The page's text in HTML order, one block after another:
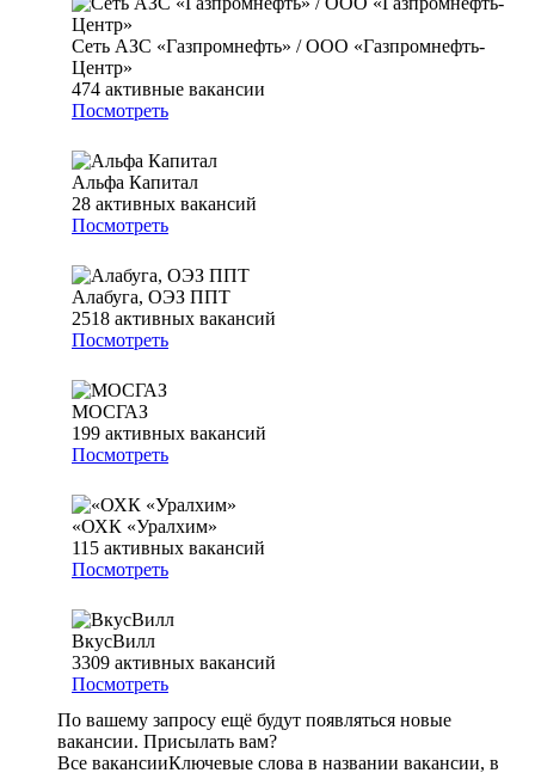
Сеть АЗС «Газпромнефть» / ООО «Газпромнефть-
Центр»
474 активные вакансии
Посмотреть
Альфа Капитал
28 активных вакансий
Посмотреть
Алабуга, ОЭЗ ППТ
2518 активных вакансий
Посмотреть
МОСГАЗ
199 активных вакансий
Посмотреть
«ОХК «Уралхим»
115 активных вакансий
Посмотреть
ВкусВилл
3309 активных вакансий
Посмотреть
По вашему запросу ещё будут появляться новые
вакансии. Присылать вам?
Все вакансииКлючевые слова в названии вакансии, в